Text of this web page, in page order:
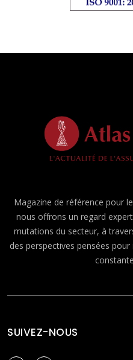
Magazine de référence pour
nous offrons un regard
mutations du secteur, à
des perspectives pensées
SUIVEZ-NOUS